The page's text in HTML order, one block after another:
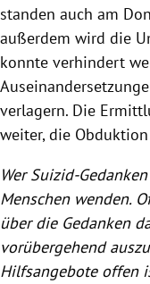
standen auch am
außerdem wird die
konnte verhindert
verlagern. Die
weiter, die
Wer Suizid-
Menschen wenden.
über die Gedanken
vorübergehend
Hilfsangebote offen